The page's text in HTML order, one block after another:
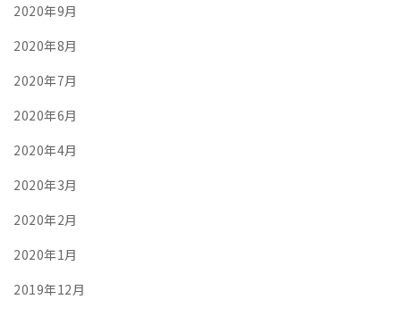
2020年9月
2020年8月
2020年7月
2020年6月
2020年4月
2020年3月
2020年2月
2020年1月
2019年12月